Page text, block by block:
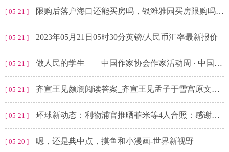
[ 05-21 ] 限购后落户海口还能买房吗，银滩雅园买房限购吗？ 环球快报
[ 05-21 ] 2023年05月21日05时30分英镑/人民币汇率最新报价
[ 05-21 ] 做人民的学生——中国作家协会作家活动周 · 中国作家益阳文学周即将启幕-每日聚焦
[ 05-21 ] 齐宣王见颜斶阅读答案_齐宣王见孟子于雪宫原文及翻译
[ 05-21 ] 环球新动态：利物浦官推晒菲米等4人合照：感谢你们付出的一切
[ 05-20 ] 嗯，还是典中点，摸鱼和小漫画-世界新视野